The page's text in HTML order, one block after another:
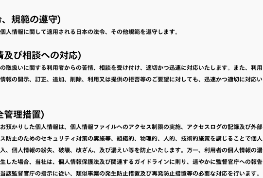
、規範の遵守)
人情報に関して適用される日本の法令、その他規範を遵守します。
及び相談への対応)
取扱いに関する利用者からの苦情、相談を受け付け、適切かつ迅速に対応いたします。また、利用
報の開示、訂正、追加、削除、利用又は提供の拒否等のご要望に対しても、迅速かつ適切に対応い
管理措置)
預かりした個人情報は、個人情報ファイルへのアクセス制限の実施、アクセスログの記録及び外部
防止のためのセキュリティ対策の実施等、組織的、物理的、人的、技術的施策を講じることで個人
、個人情報の紛失、破壊、改ざん、及び漏えい等を防止いたします。万一、利用者の個人情報の漏
した場合、当社は、個人情報保護法及び関連するガイドラインに則り、速やかに監督官庁への報告
該監督官庁の指示に従い、類似事案の発生防止措置及び再発防止措置等の必要な対応を行います。